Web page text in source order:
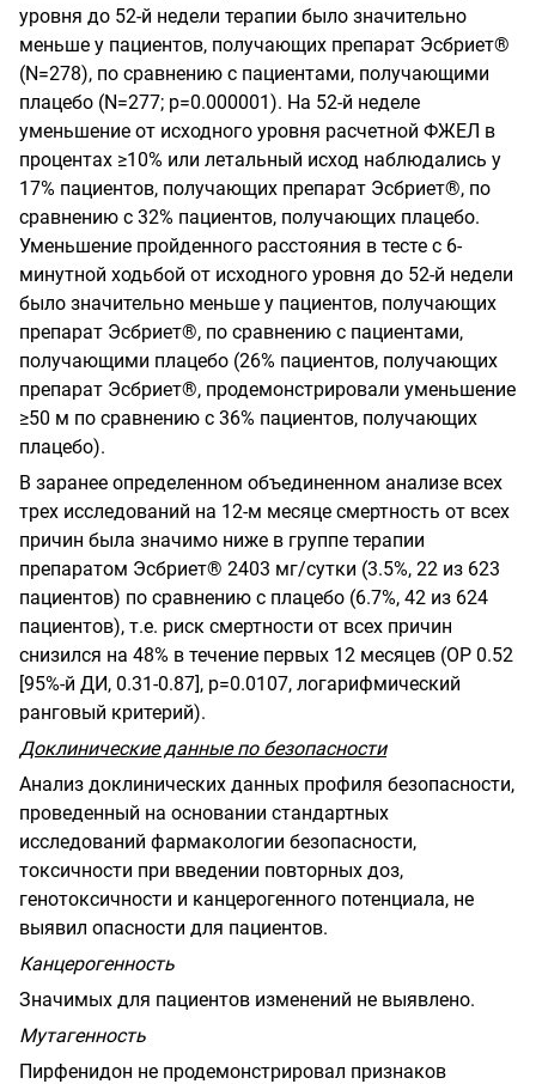
уровня до 52-й недели терапии было значительно
меньше у пациентов, получающих препарат Эсбриет®
(N=278), по сравнению с пациентами, получающими
плацебо (N=277; р=0.000001). На 52-й неделе
уменьшение от исходного уровня расчетной ФЖЕЛ в
процентах ≥10% или летальный исход наблюдались у
17% пациентов, получающих препарат Эсбриет®, по
сравнению с 32% пациентов, получающих плацебо.
Уменьшение пройденного расстояния в тесте с 6-
минутной ходьбой от исходного уровня до 52-й недели
было значительно меньше у пациентов, получающих
препарат Эсбриет®, по сравнению с пациентами,
получающими плацебо (26% пациентов, получающих
препарат Эсбриет®, продемонстрировали уменьшение
≥50 м по сравнению с 36% пациентов, получающих
плацебо).
В заранее определенном объединенном анализе всех
трех исследований на 12-м месяце смертность от всех
причин была значимо ниже в группе терапии
препаратом Эсбриет® 2403 мг/сутки (3.5%, 22 из 623
пациентов) по сравнению с плацебо (6.7%, 42 из 624
пациентов), т.е. риск смертности от всех причин
снизился на 48% в течение первых 12 месяцев (ОР 0.52
[95%-й ДИ, 0.31-0.87], р=0.0107, логарифмический
ранговый критерий).
Доклинические данные по безопасности
Анализ доклинических данных профиля безопасности,
проведенный на основании стандартных
исследований фармакологии безопасности,
токсичности при введении повторных доз,
генотоксичности и канцерогенного потенциала, не
выявил опасности для пациентов.
Канцерогенность
Значимых для пациентов изменений не выявлено.
Мутагенность
Пирфенидон не продемонстрировал признаков